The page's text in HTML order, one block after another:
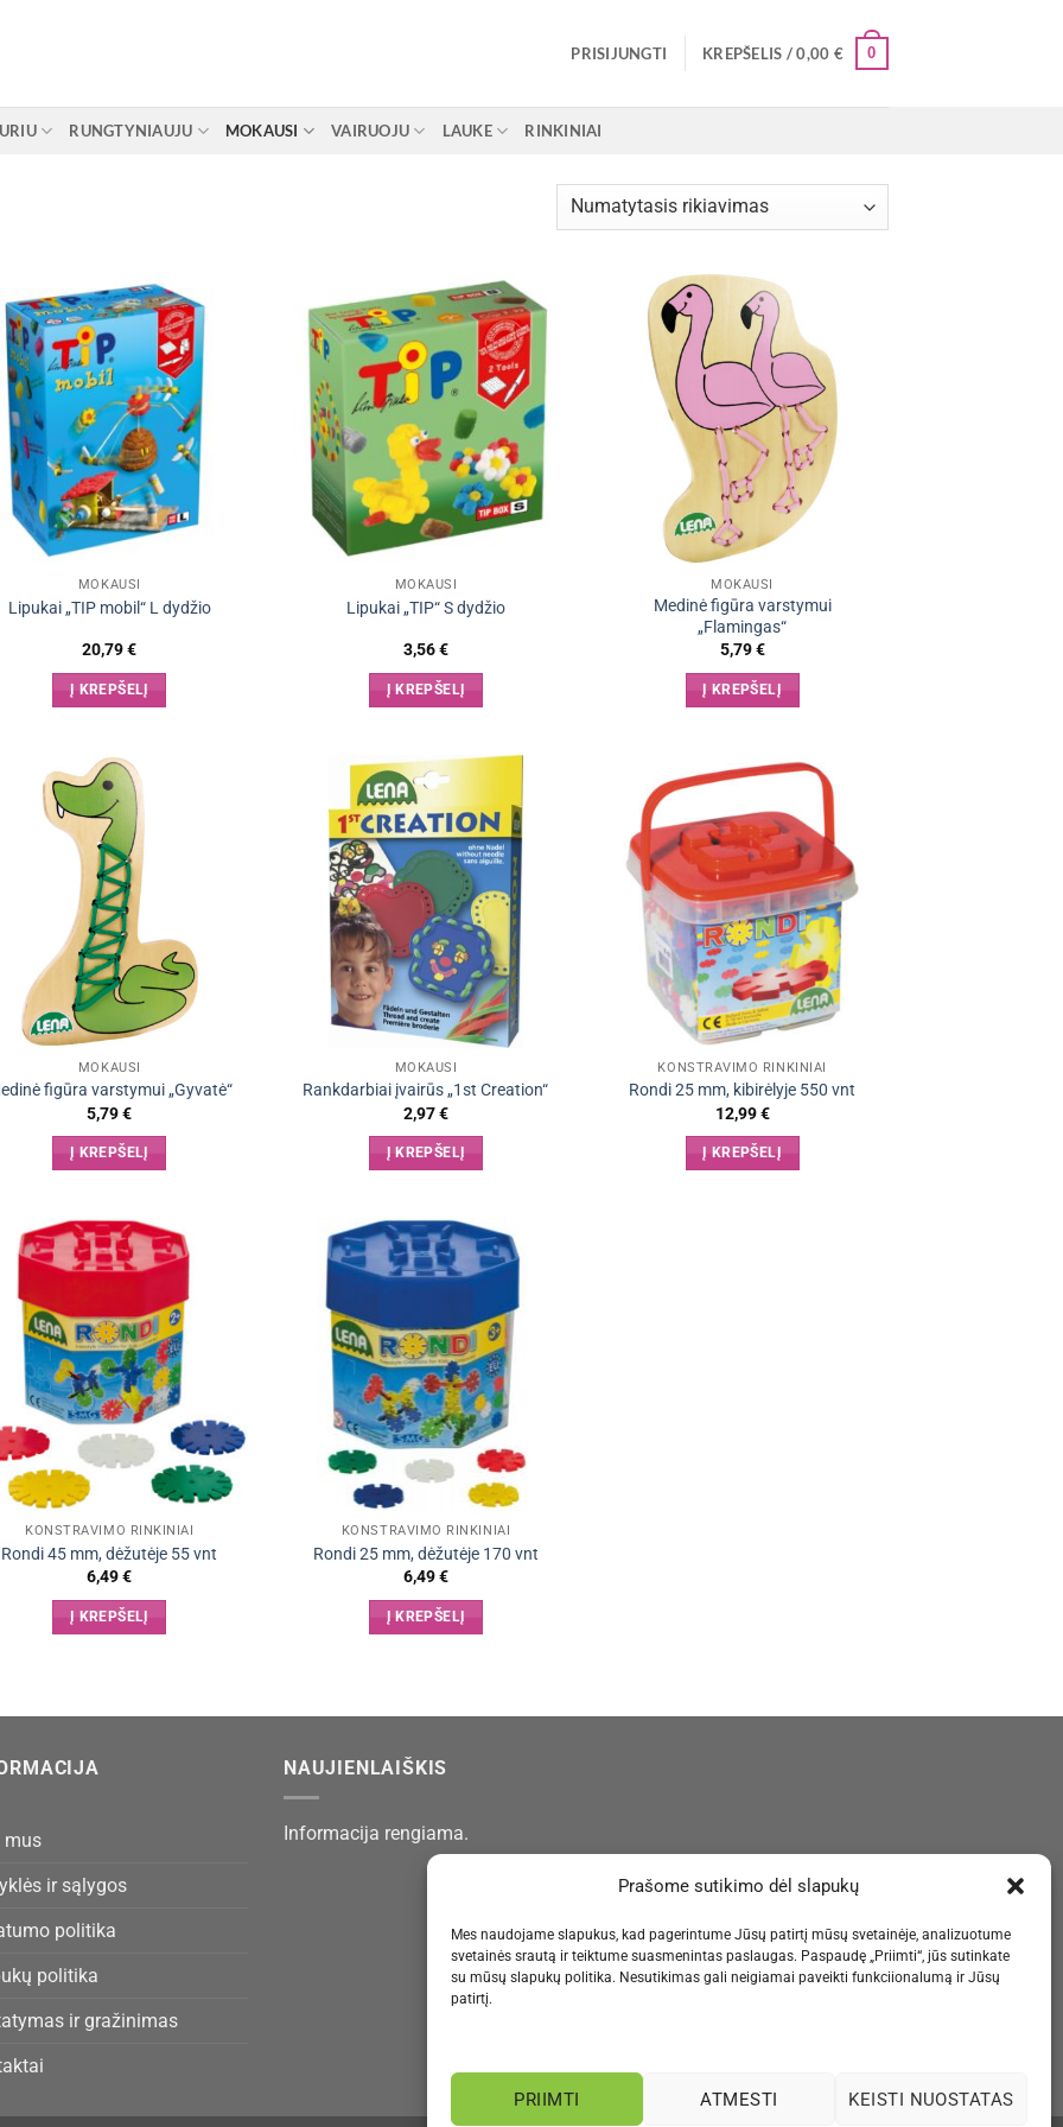
Prašome sutikimo dėl slapukų
Mes naudojame slapukus, kad pagerintume Jūsų patirtį mūsų svetainėje, analizuotume
svetainės srautą ir teiktume suasmenintas paslaugas. Paspaudę „Priimti“, jūs sutinkate
su mūsų slapukų politika. Nesutikimas gali neigiamai paveikti funkciionalumą ir Jūsų
patirtį.
PRIIMTI ATMESTI KEISTI NUOSTATAS
PRISIJUNGTI KREPŠELIS /0,00 € 0
RUNGTYNIAUJU MOKAUSI VAIRUOJU LAUKE RINKINIAI
MOKAUSI
Lipukai „TIP mobil“ L dydžio
20,79€
Į KREPŠELĮ
MOKAUSI
Lipukai „TIP“ S dydžio
3,56€
Į KREPŠELĮ
MOKAUSI
Medinė figūra varstymui
„Flamingas“
5,79€
Į KREPŠELĮ
MOKAUSI
figūra varstymui „Gyvatė“
5,79€
Į KREPŠELĮ
MOKAUSI
Rankdarbiai įvairūs „1st Creation“
2,97€
Į KREPŠELĮ
KONSTRAVIMO RINKINIAI
Rondi 25 mm, kibirėlyje 550 vnt
12,99€
Į KREPŠELĮ
KONSTRAVIMO RINKINIAI
Rondi 45 mm, dėžutėje 55 vnt
6,49€
Į KREPŠELĮ
KONSTRAVIMO RINKINIAI
Rondi 25 mm, dėžutėje 170 vnt
6,49€
Į KREPŠELĮ
mus
ir sąlygos
politika
politika
ir gražinimas
NAUJIENLAIŠKIS
Informacija rengiama.